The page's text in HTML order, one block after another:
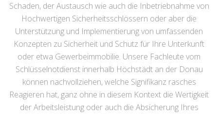
Schaden, der Austausch wie auch die Inbetriebnahme von
Hochwertigen Sicherheitsschlössern oder aber die
Unterstützung und Implementierung von umfassenden
Konzepten zu Sicherheit und Schutz für Ihre Unterkunft
oder etwa Gewerbeimmobilie. Unsere Fachleute vom
Schlüsselnotdienst innerhalb Höchstädt an der Donau
können nachvollziehen, welche Signifikanz rasches
Reagieren hat, ganz ohne in diesem Kontext die Wertigkeit
der Arbeitsleistung oder auch die Absicherung Ihres